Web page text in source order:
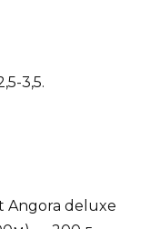
3,5.
Angora deluxe